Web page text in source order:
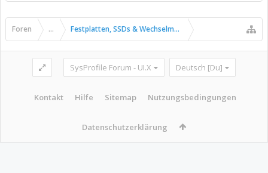
Foren ... Festplatten, SSDs & Wechselmedien
SysProfile Forum - UI.X Deutsch [Du]
Kontakt Hilfe Sitemap Nutzungsbedingungen
Datenschutzerklärung